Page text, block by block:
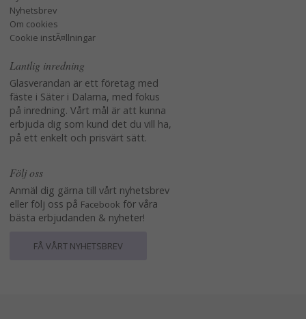
Nyhetsbrev
Om cookies
Cookie instÃ¤llningar
Lantlig inredning
Glasverandan är ett företag med
fäste i Säter i Dalarna, med fokus
på inredning. Vårt mål är att kunna
erbjuda dig som kund det du vill ha,
på ett enkelt och prisvärt sätt.
Följ oss
Anmäl dig gärna till vårt nyhetsbrev
eller följ oss på Facebook för våra
bästa erbjudanden & nyheter!
FÅ VÅRT NYHETSBREV